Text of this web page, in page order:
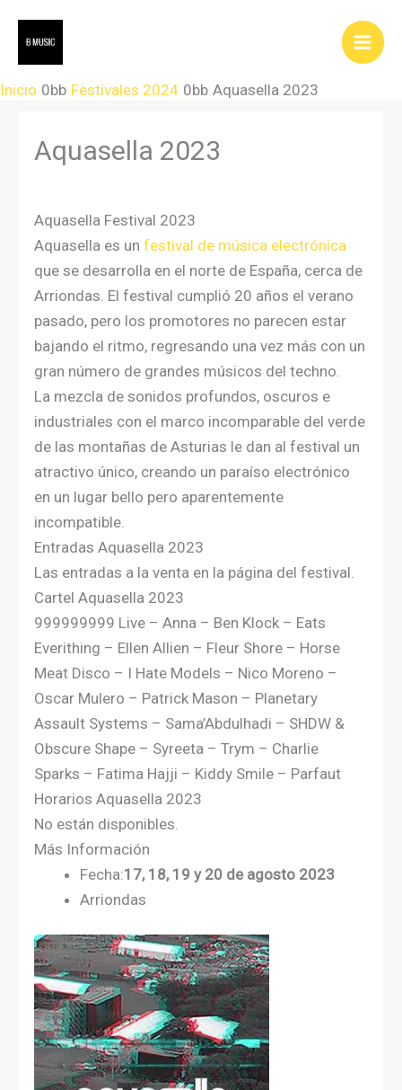
contenido
Inicio
Festivales 2024 Aquasella 2023
Aquasella 2023
Aquasella Festival 2023
Aquasella es unfestival de música electrónica
que se desarrolla en el norte de España, cerca de
Arriondas. El festival cumplió 20 años el verano
pasado, pero los promotores no parecen estar
bajando el ritmo, regresando una vez más con un
gran número de grandes músicos del techno.
La mezcla de sonidos profundos, oscuros e
industriales con el marco incomparable del verde
de las montañas de Asturias le dan al festival un
atractivo único, creando un paraíso electrónico
en un lugar bello pero aparentemente
incompatible.
Entradas Aquasella 2023
Las entradas a la venta en la página del festival.
Cartel Aquasella 2023
999999999 Live – Anna – Ben Klock – Eats
Everithing – Ellen Allien – Fleur Shore – Horse
Meat Disco – I Hate Models – Nico Moreno –
Oscar Mulero – Patrick Mason – Planetary
Assault Systems – Sama’Abdulhadi – SHDW &
Obscure Shape – Syreeta – Trym – Charlie
Sparks – Fatima Hajji – Kiddy Smile – Parfaut
Horarios Aquasella 2023
No están disponibles.
Más Información
Fecha:17, 18, 19 y 20 de agosto 2023
Arriondas